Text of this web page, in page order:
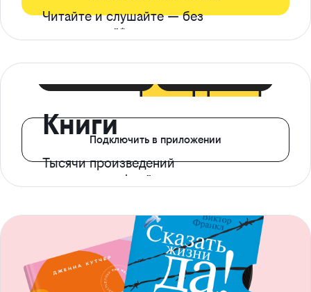
Читайте и слушайте — без
ограничений*
Книги
Тысячи произведений
с доступом офлайн
Подключить в приложении